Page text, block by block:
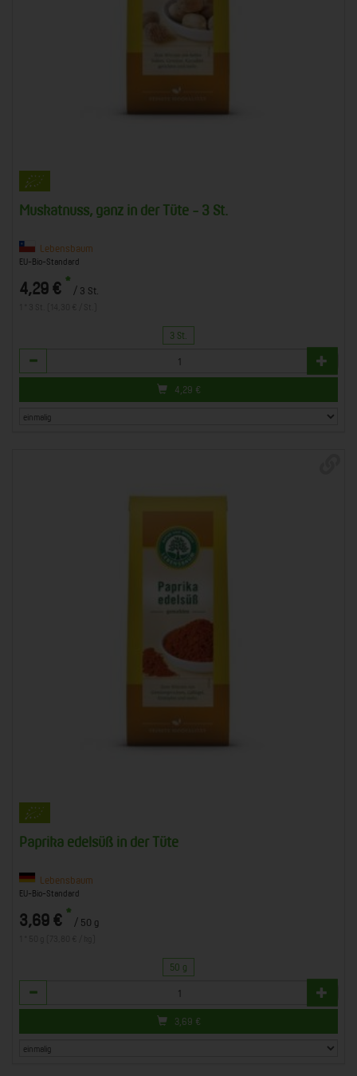
Muskatnuss, ganz in der Tüte - 3 St.
Lebensbaum
EU-Bio-Standard
4,29 € * / 3 St.
3 St.
Anzahl
4,29 €
Paprika edelsüß in der Tüte
Lebensbaum
EU-Bio-Standard
3,69 € * / 50 g
50 g
Anzahl
3,69 €